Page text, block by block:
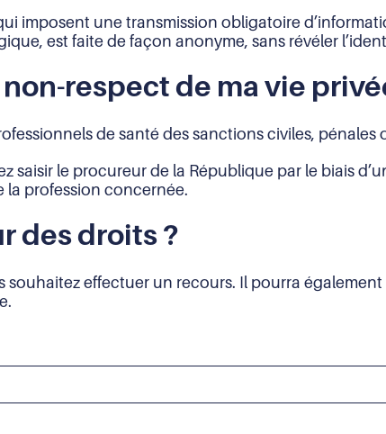
imposent une transmission obligatoire
est faite de façon anonyme, sans révéler
respect de ma vie
de santé des sanctions civiles, pénales
saisir le procureur de la République par le biais
la profession concernée.
des droits ?
souhaitez effectuer un recours. Il pourra